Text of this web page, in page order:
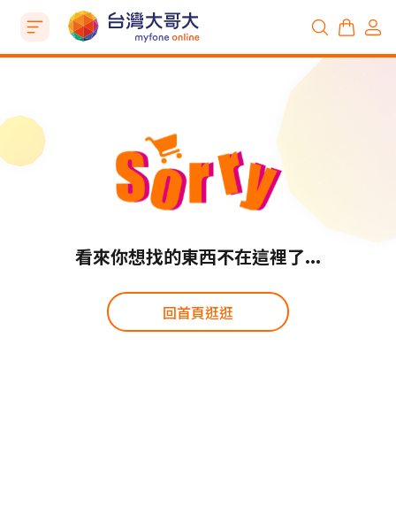
看來你想找的東西不在這裡了...
回首頁逛逛